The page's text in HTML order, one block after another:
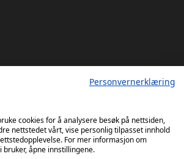
Håndball
FOR ELVERUM HÅNDBALL
Personvernerklæring
cookies for å analysere besøk på nettsiden,
nettstedet vårt, vise personlig tilpasset innhold
For mer informasjon om
åpne innstillingene.